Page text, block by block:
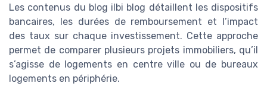
Les contenus du blog ilbi blog détaillent les dispositifs
bancaires, les durées de remboursement et l’impact
des taux sur chaque investissement. Cette approche
permet de comparer plusieurs projets immobiliers, qu’il
s’agisse de logements en centre ville ou de bureaux
logements en périphérie.